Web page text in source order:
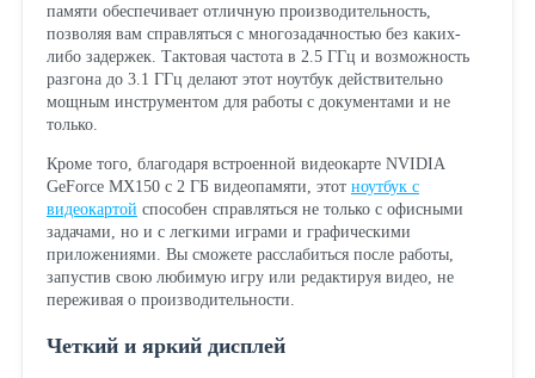
памяти обеспечивает отличную производительность,
позволяя вам справляться с многозадачностью без каких-
либо задержек. Тактовая частота в 2.5 ГГц и возможность
разгона до 3.1 ГГц делают этот ноутбук действительно
мощным инструментом для работы с документами и не
только.
Кроме того, благодаря встроенной видеокарте NVIDIA
GeForce MX150 с 2 ГБ видеопамяти, этот ноутбук с
видеокартой способен справляться не только с офисными
задачами, но и с легкими играми и графическими
приложениями. Вы сможете расслабиться после работы,
запустив свою любимую игру или редактируя видео, не
переживая о производительности.
Четкий и яркий дисплей